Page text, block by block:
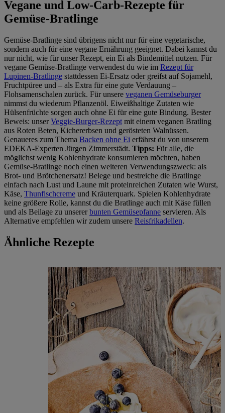
Vegane und Low-Carb-Rezepte für
Gemüse-Bratlinge
Gemüse-Bratlinge sind übrigens nicht nur für eine vegetarische,
sondern auch für eine vegane Ernährung geeignet. Dabei kannst du
nur nicht, wie für unser Rezept, ein Ei als Bindemittel nutzen. Für
vegane Gemüse-Bratlinge verwendest du wie im Rezept für
Lupinen-Bratlinge stattdessen Ei-Ersatz oder greifst auf Sojamehl,
Fruchtpüree und – als Extra für eine gute Verdauung –
Flohsamenschalen zurück. Für unsere veganen Gemüseburger
nimmst du wiederum Pflanzenöl. Eiweißhaltige Zutaten wie
Hülsenfrüchte sorgen auch ohne Ei für eine gute Bindung. Bester
Beweis: unserVeggie-Burger-Rezept mit einem veganen Bratling
aus Roten Beten, Kichererbsen und gerösteten Walnüssen.
Genaueres zum Thema Backen ohne Ei erfährst du von unserem
EDEKA-Experten Jürgen Zimmerstädt. Tipps: Für alle, die
möglichst wenig Kohlenhydrate konsumieren möchten, haben
Gemüse-Bratlinge noch einen weiteren Verwendungszweck: als
Brot- und Brötchenersatz! Belege und bestreiche die Bratlinge
einfach nach Lust und Laune mit proteinreichen Zutaten wie Wurst,
Käse, Thunfischcreme und Kräuterquark. Spielen Kohlenhydrate
keine größere Rolle, kannst du die Bratlinge auch mit Käse füllen
und als Beilage zu unsererbunten Gemüsepfanne servieren. Als
Alternative empfehlen wir zudem unsere Reisfrikadellen.
Ähnliche Rezepte